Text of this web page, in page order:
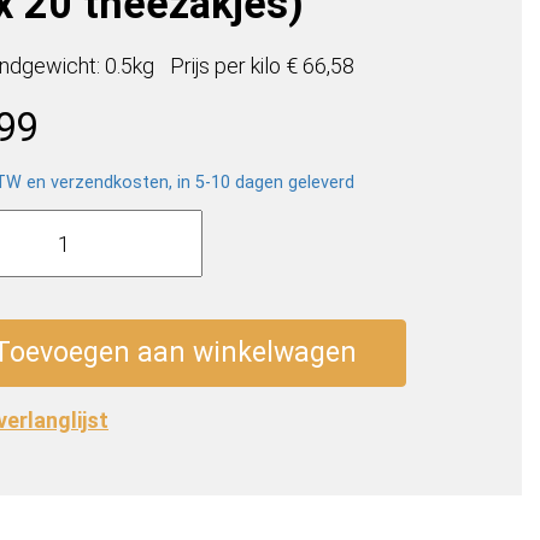
0.5kg Prijs per kilo € 66,58
en verzendkosten, in 5-10 dagen geleverd
aan winkelwagen